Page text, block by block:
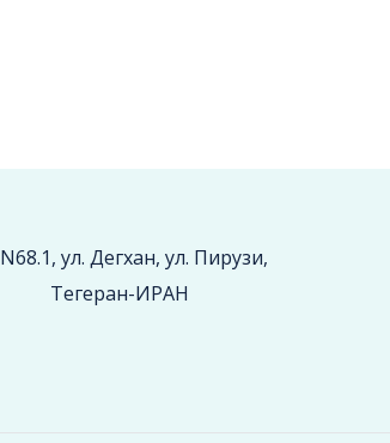
N68.1, ул. Дегхан, ул. Пирузи,
Тегеран-ИРАН